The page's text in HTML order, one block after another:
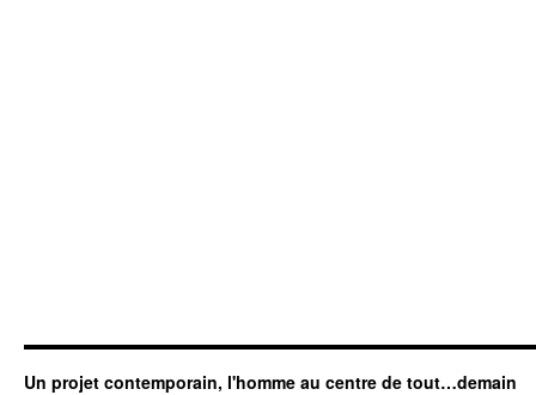
Un projet contemporain, l'homme au centre de tout…demain